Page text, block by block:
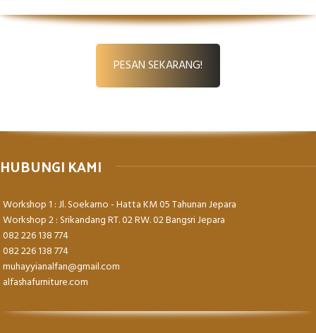
PESAN SEKARANG!
HUBUNGI KAMI
Workshop 1 : Jl. Soekarno - Hatta KM 05 Tahunan Jepara
Workshop 2 : Srikandang RT. 02 RW. 02 Bangsri Jepara
082 226 138 774
082 226 138 774
muhayyianalfan@gmail.com
alfashafurniture.com